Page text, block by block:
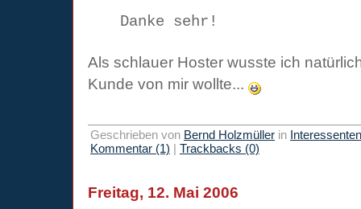
Danke sehr!
Als schlauer Hoster wusste ich
Kunde von mir wollte...
Geschrieben von Bernd Holzmüller in
Kommentar (1) | Trackbacks (0)
Freitag, 12. Mai 2006